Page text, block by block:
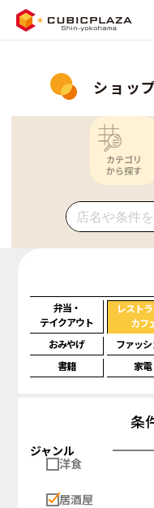
ショッ
カテゴリ
から探す
弁当・
テイクアウト
レストラ
カフ
おみやげ ファッ
書籍
家電
条
ジャンル
洋食
居酒屋